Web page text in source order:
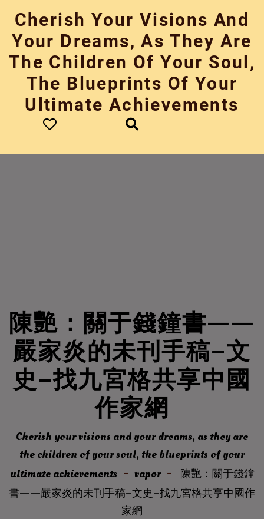
content
Cherish Your Visions And
Your Dreams, As They Are
The Children Of Your Soul,
The Blueprints Of Your
Ultimate Achievements
陳艷：關于錢鐘書——
嚴家炎的未刊手稿–文
史–找九宮格共享中國
作家網
Cherish your visions and your dreams, as they are
the children of your soul, the blueprints of your
ultimate achievements
vapor
陳艷：關于錢鐘
書——嚴家炎的未刊手稿–文史–找九宮格共享中國作
家網